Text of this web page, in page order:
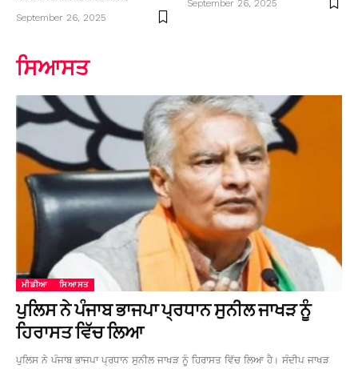
September 26, 2025
September 26, 2025
ਸਿਆਸਤ
ਮੀਡੀਆ ਸਿਆਸਤ
ਪੁਲਿਸ ਨੇ ਪੰਜਾਬ ਭਾਜਪਾ ਪ੍ਰਧਾਨ ਸੁਨੀਲ ਜਾਖੜ ਨੂੰ
ਹਿਰਾਸਤ ਵਿੱਚ ਲਿਆ
ਪੁਲਿਸ ਨੇ ਪੰਜਾਬ ਭਾਜਪਾ ਪ੍ਰਧਾਨ ਸੁਨੀਲ ਜਾਖੜ ਨੂੰ ਹਿਰਾਸਤ ਵਿੱਚ ਲਿਆ ਹੈ। ਸੰਦੀਪ ਜਾਖੜ